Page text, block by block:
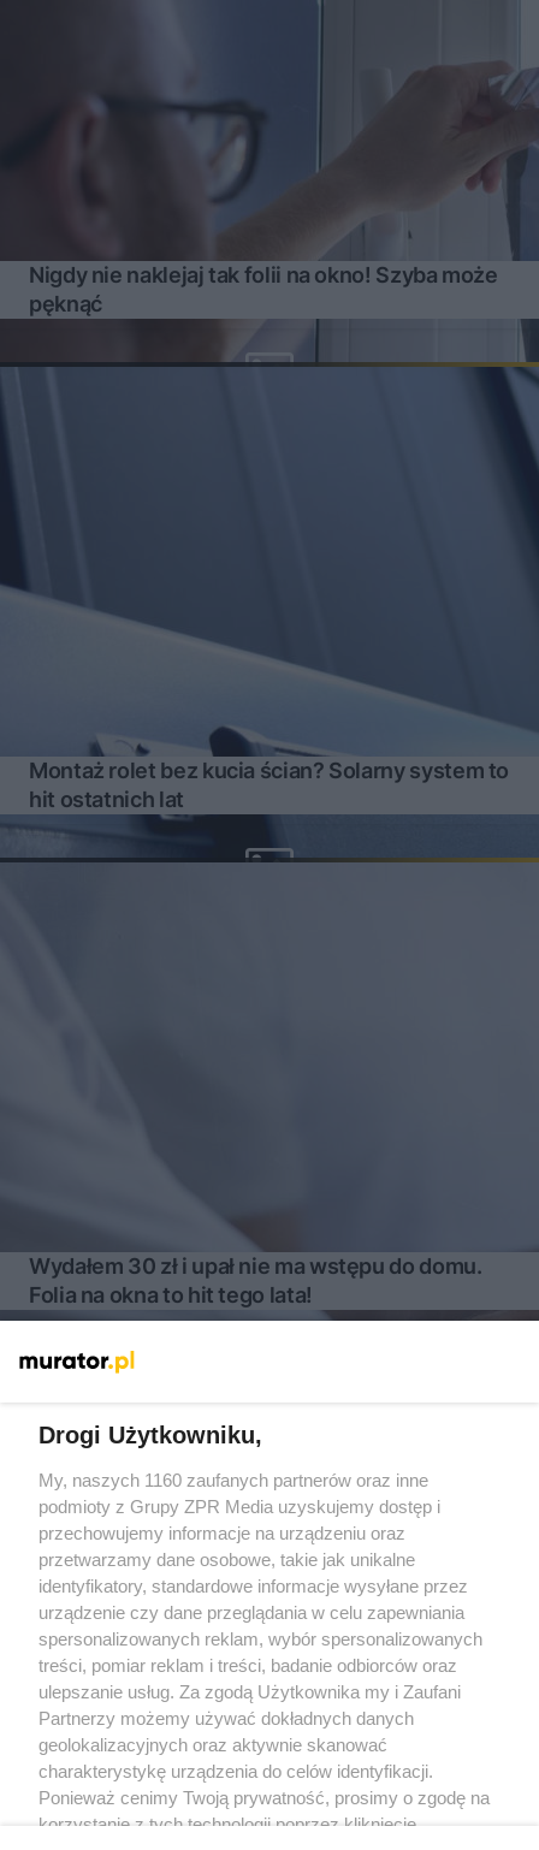
Nigdy nie naklejaj tak folii na okno! Szyba może
pęknąć
Montaż rolet bez kucia ścian? Solarny system to
hit ostatnich lat
Wydałem 30 zł i upał nie ma wstępu do domu.
Folia na okna to hit tego lata!
Żaden utwór zamieszczony w serwisie nie może być powielany i
rozpowszechniany lub dalej rozpowszechniany w jakikolwiek sposób
(w tym także elektroniczny lub mechaniczny) na jakimkolwiek polu
eksploatacji w jakiejkolwiek formie, włącznie z umieszczaniem w
Internecie bez pisemnej zgody właściciela praw. Jakiekolwiek użycie
lub wykorzystanie utworów w całości lub w części z naruszeniem
prawa, tzn. bez właściwej zgody, jest zabronione pod groźbą kary i
może być ścigane prawnie.
Drogi Użytkowniku,
My, naszych 1160 zaufanych partnerów oraz inne
podmioty z Grupy ZPR Media uzyskujemy dostęp i
przechowujemy informacje na urządzeniu oraz
przetwarzamy dane osobowe, takie jak unikalne
identyfikatory, standardowe informacje wysyłane przez
urządzenie czy dane przeglądania w celu zapewniania
spersonalizowanych reklam, wybór spersonalizowanych
treści, pomiar reklam i treści, badanie odbiorców oraz
ulepszanie usług. Za zgodą Użytkownika my i Zaufani
Partnerzy możemy używać dokładnych danych
geolokalizacyjnych oraz aktywnie skanować
charakterystykę urządzenia do celów identyfikacji.
Ponieważ cenimy Twoją prywatność, prosimy o zgodę na
korzystanie z tych technologii poprzez kliknięcie